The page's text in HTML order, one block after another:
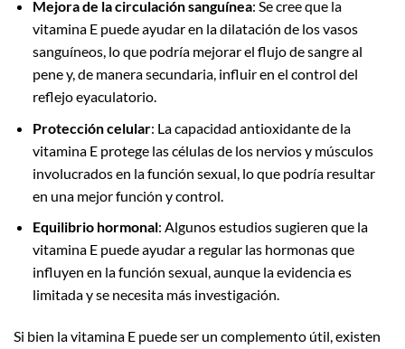
Mejora de la circulación sanguínea: Se cree que la
vitamina E puede ayudar en la dilatación de los vasos
sanguíneos, lo que podría mejorar el flujo de sangre al
pene y, de manera secundaria, influir en el control del
reflejo eyaculatorio.
Protección celular: La capacidad antioxidante de la
vitamina E protege las células de los nervios y músculos
involucrados en la función sexual, lo que podría resultar
en una mejor función y control.
Equilibrio hormonal: Algunos estudios sugieren que la
vitamina E puede ayudar a regular las hormonas que
influyen en la función sexual, aunque la evidencia es
limitada y se necesita más investigación.
Si bien la vitamina E puede ser un complemento útil, existen